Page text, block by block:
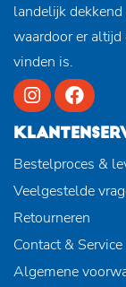
landelijk
waardoor er
vinden is.
Bestelproces &
Veelgestelde
Retourneren
Contact & Service
Algemene